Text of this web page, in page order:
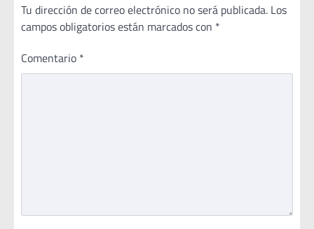
Tu dirección de correo electrónico no será publicada. Los
campos obligatorios están marcados con *
Comentario *